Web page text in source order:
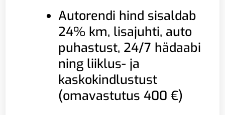
Autorendi hind sisaldab
24% km, lisajuhti, auto
puhastust, 24/7 hädaabi
ning liiklus- ja
kaskokindlustust
(omavastutus 400 €)